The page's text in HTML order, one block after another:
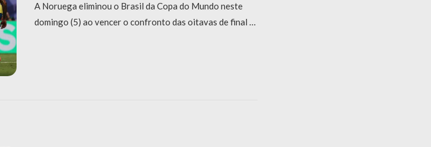
A Noruega eliminou o Brasil da Copa do Mundo neste
domingo (5) ao vencer o confronto das oitavas de final …